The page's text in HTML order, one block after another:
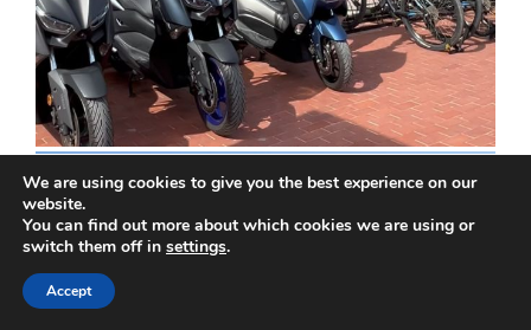
We are using cookies to give you the best experience on our
website.
You can find out more about which cookies we are using or
switch them off in settings.
Accept